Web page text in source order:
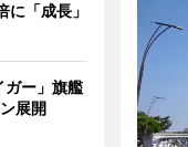
「成長」
ガー」旗艦
展開